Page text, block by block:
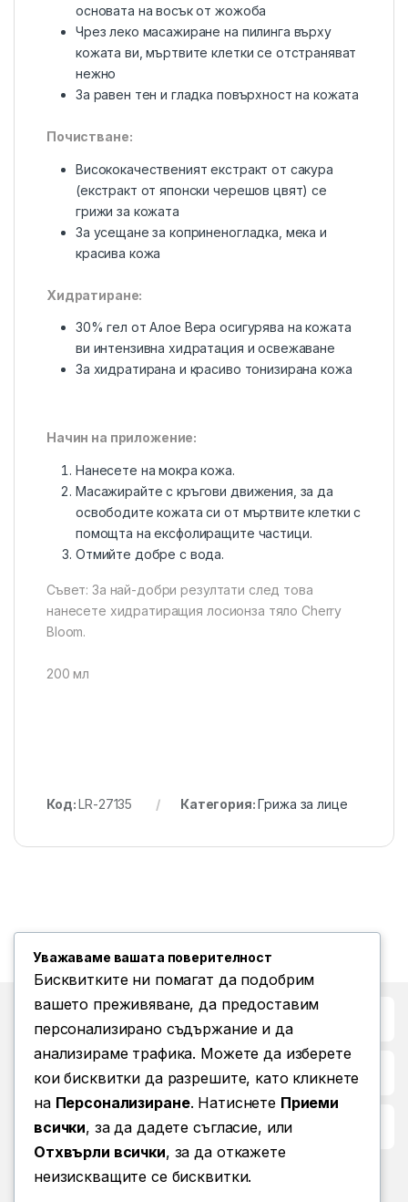
основата на восък от жожоба
Чрез леко масажиране на пилинга върху
кожата ви, мъртвите клетки се отстраняват
нежно
За равен тен и гладка повърхност на кожата
Почистване:
Висококачественият екстракт от сакура
(екстракт от японски черешов цвят) се
грижи за кожата
За усещане за коприненогладка, мека и
красива кожа
Хидратиране:
30% гел от Алое Вера осигурява на кожата
ви интензивна хидратация и освежаване
За хидратирана и красиво тонизирана кожа
Начин на приложение:
Нанесете на мокра кожа.
Масажирайте с кръгови движения, за да
освободите кожата си от мъртвите клетки с
помощта на ексфолиращите частици.
Отмийте добре с вода.
Съвет: За най-добри резултати след това
нанесете хидратиращия лосионза тяло Cherry
Bloom.
200 мл
Код:LR-27135 Категория:Грижа за лице
Повече информация
Условия за ползване
Уважаваме вашата поверителност
Бисквитките ни помагат да подобрим
вашето преживяване, да предоставим
персонализирано съдържание и да
анализираме трафика. Можете да изберете
кои бисквитки да разрешите, като кликнете
на Персонализиране. Натиснете Приеми
всички, за да дадете съгласие, или
Отхвърли всички, за да откажете
неизискващите се бисквитки.